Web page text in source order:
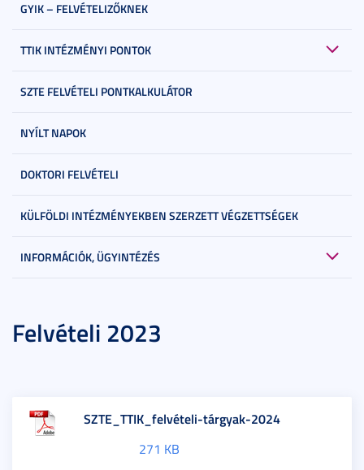
GYIK – FELVÉTELIZŐKNEK
TTIK INTÉZMÉNYI PONTOK
SZTE FELVÉTELI PONTKALKULÁTOR
NYÍLT NAPOK
DOKTORI FELVÉTELI
KÜLFÖLDI INTÉZMÉNYEKBEN SZERZETT VÉGZETTSÉGEK
INFORMÁCIÓK, ÜGYINTÉZÉS
Felvételi 2023
SZTE_TTIK_felvételi-tárgyak-2024
271 KB